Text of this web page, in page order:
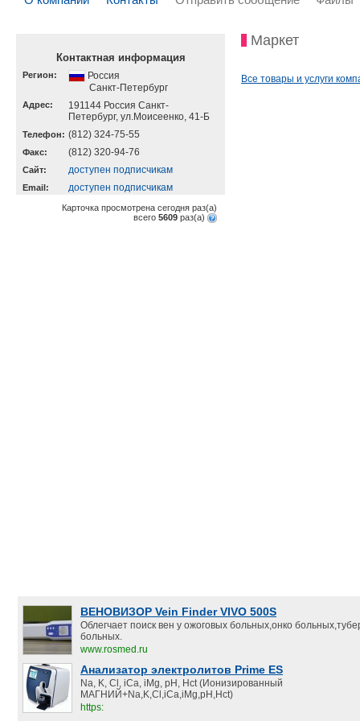
Контактная информация
Регион:
Россия
Санкт-Петербург
Адрес:
191144 Россия Санкт-
Петербург, ул.Моисеенко, 41-Б
Телефон: (812) 324-75-55
Факс: (812) 320-94-76
Cайт: доступен подписчикам
Email: доступен подписчикам
Карточка просмотрена сегодня раз(a)
всего 5609 раз(a)
Маркет
Все товары и услуги
ВЕНОВИЗОР Vein Finder VIVO 500S
Облегчает поиск вен у ожоговых больных,онко
больных.
www.rosmed.ru
Анализатор электролитов Prime ES
Na, K, Cl, iCa, iMg, pH, Hct (Ионизированный
МАГНИЙ+Na,K,Cl,iCa,iMg,pH,Hct)
https: